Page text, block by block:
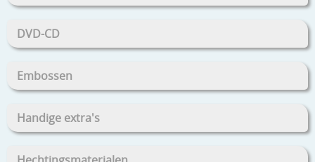
DVD-CD
Embossen
Handige extra's